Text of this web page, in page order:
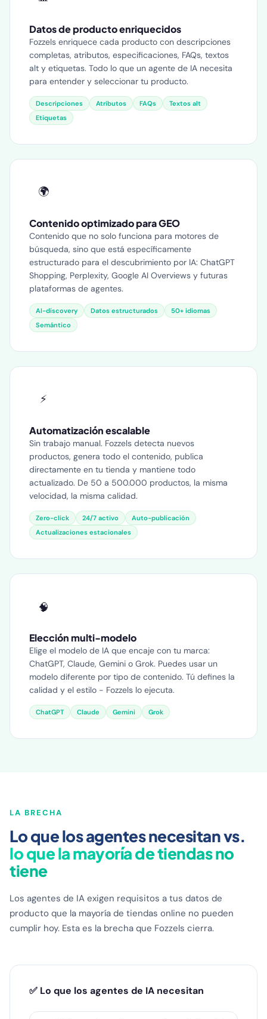
Datos de producto enriquecidos
Fozzels enriquece cada producto con descripciones
completas, atributos, especificaciones, FAQs, textos
alt y etiquetas. Todo lo que un agente de IA necesita
para entender y seleccionar tu producto.
Descripciones Atributos FAQs
Textos alt
Etiquetas
🌍
Contenido optimizado para GEO
Contenido que no solo funciona para motores de
búsqueda, sino que está específicamente
estructurado para el descubrimiento por IA: ChatGPT
Shopping, Perplexity, Google AI Overviews y futuras
plataformas de agentes.
AI-discovery Datos estructurados
50+ idiomas
Semántico
⚡
Automatización escalable
Sin trabajo manual. Fozzels detecta nuevos
productos, genera todo el contenido, publica
directamente en tu tienda y mantiene todo
actualizado. De 50 a 500.000 productos, la misma
velocidad, la misma calidad.
Zero-click 24/7 activo
Auto-publicación
Actualizaciones estacionales
🧠
Elección multi-modelo
Elige el modelo de IA que encaje con tu marca:
ChatGPT, Claude, Gemini o Grok. Puedes usar un
modelo diferente por tipo de contenido. Tú defines la
calidad y el estilo - Fozzels lo ejecuta.
ChatGPT Claude Gemini Grok
LA BRECHA
Lo que los agentes necesitan vs.
lo que la mayoría de tiendas no
tiene
Los agentes de IA exigen requisitos a tus datos de
producto que la mayoría de tiendas online no pueden
cumplir hoy. Esta es la brecha que Fozzels cierra.
✅ Lo que los agentes de IA necesitan